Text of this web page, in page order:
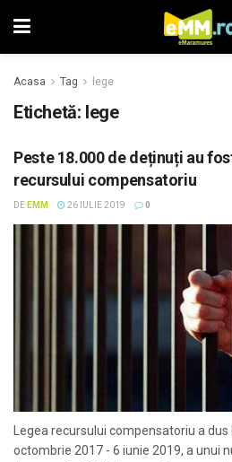
Acasa Tag lege
Etichetă: lege
Peste 18.000 de deținuți au
recursului compensatoriu
DE EMM 26 IULIE 2019 0
Legea recursului compensatoriu a
octombrie 2017 - 6 iunie 2019, a unui